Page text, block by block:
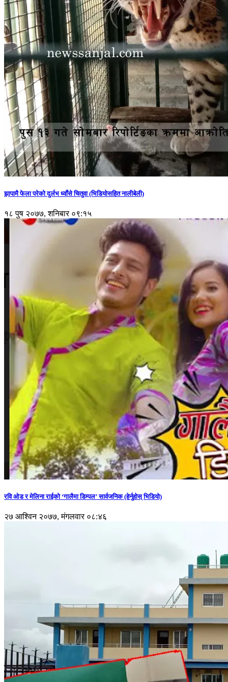
झापामै फेला परेको दुर्लभ ध्वाँसे चितुवा (भिडियोसहित नालीबेली)
१८ पुष २०७७, शनिबार ०९:१५
रवि ओड र मेलिना राईको ‘गालैमा डिम्पल’ सार्वजनिक (हेर्नुहोस् भिडियो)
२७ आश्विन २०७७, मंगलवार ०८:४६